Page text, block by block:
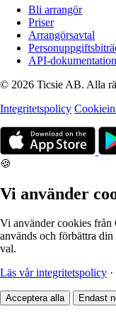
Bli arrangör
Priser
Arrangörsavtal
API-dokumentation
© 2026 Ticsie AB. Alla
Integritetspolicy
🍪
Vi använder
Vi använder cookies
används och förbättra
val.
Läs vår integritetspolicy ·
Acceptera alla Endast